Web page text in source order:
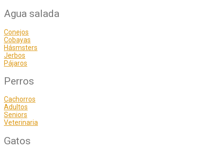
Agua salada
Conejos
Cobayas
Hásmsters
Jerbos
Pájaros
Perros
Cachorros
Adultos
Seniors
Veterinaria
Gatos